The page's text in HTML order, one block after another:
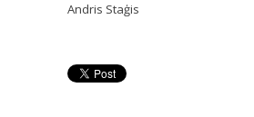
Andris Staģis